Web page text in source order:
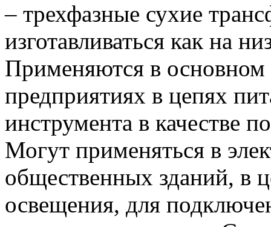
– трехфазные сухие
изготавливаться как на
Применяются в
предприятиях в цепях
инструмента в качестве
Могут применяться в
общественных зданий, в
освещения, для